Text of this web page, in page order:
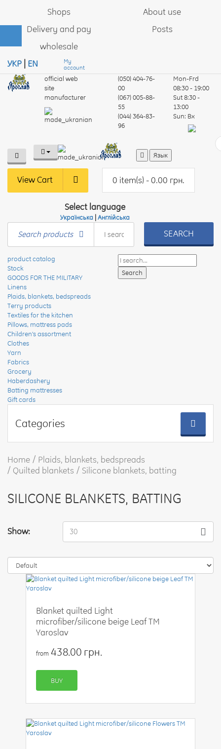
Shops
About use
Delivery and pay
Posts
wholesale
УКР
EN
My
account
official web
site
manufacturer
(050) 404-76-
00
(067) 005-88-
55
(044) 364-83-
96
Mon-Frd
08:30 - 19:00
Sut8:30 -
13:00
Sun: Вх
Язык
Search products SEARCH
View Cart 0 item(s) - 0.00 грн.
Select language
Українська Англійська
product catalog
Stock
GOODS FOR THE MILITARY
Linens
Plaids, blankets, bedspreads
Terry products
Textiles for the kitchen
Pillows, mattress pads
Children's assortment
Clothes
Yarn
Fabrics
Grocery
Haberdashery
Batting mattresses
Gift cards
Categories
Home
Plaids, blankets, bedspreads
Quilted blankets
Silicone blankets, batting
SILICONE BLANKETS, BATTING
Show: 30
Blanket quilted Light
microfiber/silicone beige Leaf TM
Yaroslav
from 438.00 грн.
BUY